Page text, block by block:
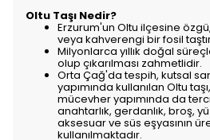
Oltu Taşı Nedir?
Erzurum'un Oltu ilçesine
veya kahverengi bir fosil
Milyonlarca yıllık doğal
olup çıkarılması zahmetlidir.
Orta Çağ'da tespih, kutsal
yapımında kullanılan Oltu
mücevher yapımında da
anahtarlık, gerdanlık, broş,
aksesuar ve süs eşyasının
kullanılmaktadır.